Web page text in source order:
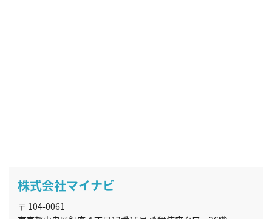
株式会社マイナビ
〒 104-0061